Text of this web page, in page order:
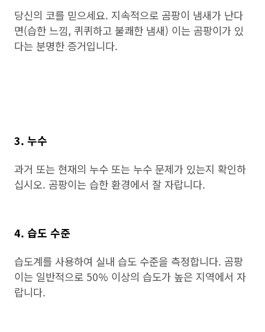
당신의 코를 믿으세요. 지속적으로 곰팡이 냄새가 난다
면(습한 느낌, 퀴퀴하고 불쾌한 냄새) 이는 곰팡이가 있
다는 분명한 증거입니다.
3. 누수
과거 또는 현재의 누수 또는 누수 문제가 있는지 확인하
십시오. 곰팡이는 습한 환경에서 잘 자랍니다.
4. 습도 수준
습도계를 사용하여 실내 습도 수준을 측정합니다. 곰팡
이는 일반적으로 50% 이상의 습도가 높은 지역에서 자
랍니다.